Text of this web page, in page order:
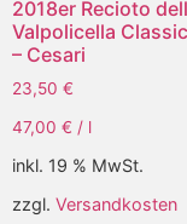
2018er Recioto
Valpolicella
– Cesari
23,50 €
47,00 € / l
inkl. 19 % MwSt.
zzgl. Versandkosten